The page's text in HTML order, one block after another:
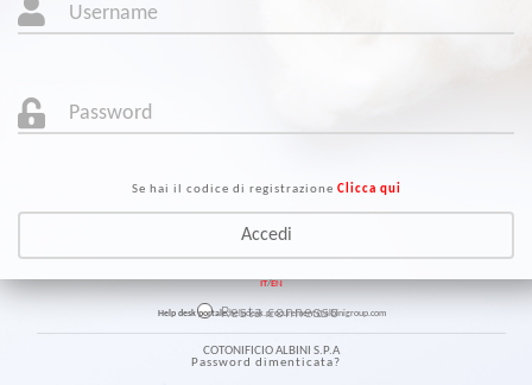
Se hai il codice di registrazione Clicca qui
Resta connesso
Password dimenticata?
IT/EN
Help desk portale:helpdesk.procurement@albinigroup.com
COTONIFICIO ALBINI S.P.A